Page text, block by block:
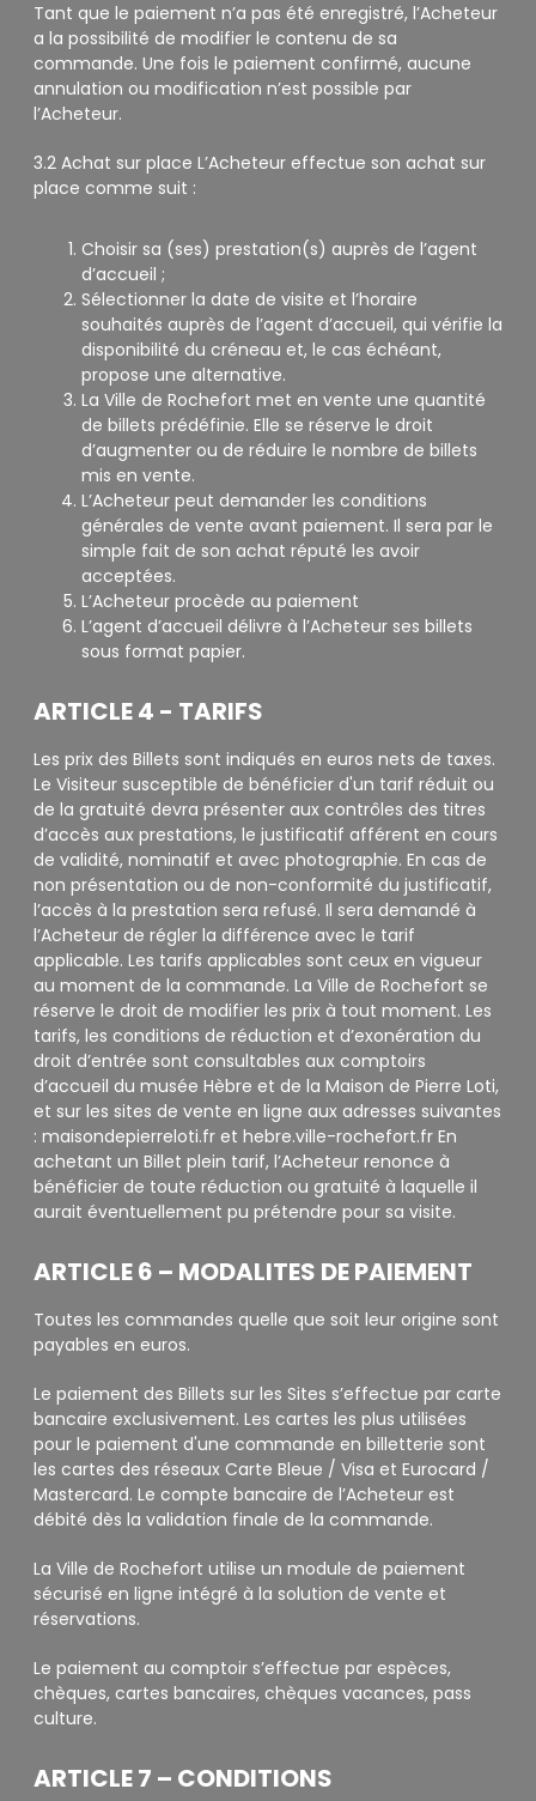
Tant que le paiement n’a pas été enregistré, l’Acheteur
a la possibilité de modifier le contenu de sa
commande. Une fois le paiement confirmé, aucune
annulation ou modification n’est possible par
l’Acheteur.
3.2 Achat sur place L’Acheteur effectue son achat sur
place comme suit :
Choisir sa (ses) prestation(s) auprès de l’agent
d’accueil ;
Sélectionner la date de visite et l’horaire
souhaités auprès de l’agent d’accueil, qui vérifie la
disponibilité du créneau et, le cas échéant,
propose une alternative.
La Ville de Rochefort met en vente une quantité
de billets prédéfinie. Elle se réserve le droit
d’augmenter ou de réduire le nombre de billets
mis en vente.
L’Acheteur peut demander les conditions
générales de vente avant paiement. Il sera par le
simple fait de son achat réputé les avoir
acceptées.
L’Acheteur procède au paiement
L’agent d’accueil délivre à l’Acheteur ses billets
sous format papier.
ARTICLE 4 - TARIFS
Les prix des Billets sont indiqués en euros nets de taxes.
Le Visiteur susceptible de bénéficier d'un tarif réduit ou
de la gratuité devra présenter aux contrôles des titres
d’accès aux prestations, le justificatif afférent en cours
de validité, nominatif et avec photographie. En cas de
non présentation ou de non-conformité du justificatif,
l’accès à la prestation sera refusé. Il sera demandé à
l’Acheteur de régler la différence avec le tarif
applicable. Les tarifs applicables sont ceux en vigueur
au moment de la commande. La Ville de Rochefort se
réserve le droit de modifier les prix à tout moment. Les
tarifs, les conditions de réduction et d’exonération du
droit d’entrée sont consultables aux comptoirs
d’accueil du musée Hèbre et de la Maison de Pierre Loti,
et sur les sites de vente en ligne aux adresses suivantes
: maisondepierreloti.fr et hebre.ville-rochefort.fr En
achetant un Billet plein tarif, l’Acheteur renonce à
bénéficier de toute réduction ou gratuité à laquelle il
aurait éventuellement pu prétendre pour sa visite.
ARTICLE 6 – MODALITES DE PAIEMENT
Toutes les commandes quelle que soit leur origine sont
payables en euros.
Le paiement des Billets sur les Sites s’effectue par carte
bancaire exclusivement. Les cartes les plus utilisées
pour le paiement d'une commande en billetterie sont
les cartes des réseaux Carte Bleue / Visa et Eurocard /
Mastercard. Le compte bancaire de l’Acheteur est
débité dès la validation finale de la commande.
La Ville de Rochefort utilise un module de paiement
sécurisé en ligne intégré à la solution de vente et
réservations.
Le paiement au comptoir s’effectue par espèces,
chèques, cartes bancaires, chèques vacances, pass
culture.
ARTICLE 7 – CONDITIONS